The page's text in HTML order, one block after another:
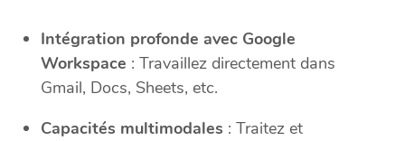
Intégration profonde avec Google
Workspace : Travaillez directement dans
Gmail, Docs, Sheets, etc.
Capacités multimodales : Traitez et